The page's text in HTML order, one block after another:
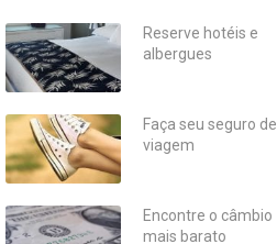
Reserve hotéis e
albergues
Faça seu seguro de
viagem
Encontre o câmbio
mais barato